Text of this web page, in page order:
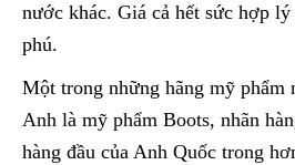
nước khác. Giá cả hết sức hợp lý
phú.
Một trong những hãng mỹ phẩm
Anh là mỹ phẩm Boots, nhãn
hàng đầu của Anh Quốc trong